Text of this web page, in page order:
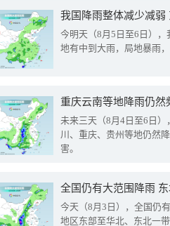
我国降雨整体减少减弱
今明天（8月5日至6日）
地有中到大雨，局地暴雨
重庆云南等地降雨仍然
未来三天（8月4日至6日
川、重庆、贵州等地仍然
害。
全国仍有大范围降雨
今天（8月3日），全国仍
地区东部至华北、东北一